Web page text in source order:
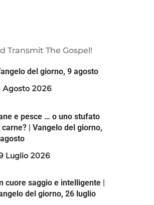
Transmit The Gospel!
del giorno, 9 agosto
Agosto 2026
e pesce … o uno stufato
carne? | Vangelo del giorno,
Luglio 2026
cuore saggio e intelligente |
del giorno, 26 luglio